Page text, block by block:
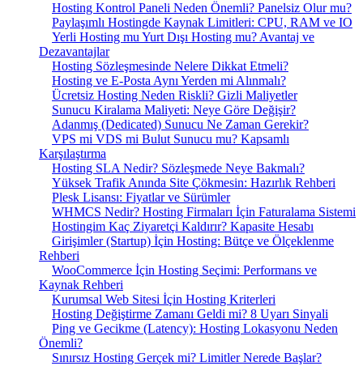
Hosting Kontrol Paneli Neden Önemli? Panelsiz Olur mu?
Paylaşımlı Hostingde Kaynak Limitleri: CPU, RAM ve IO
Yerli Hosting mu Yurt Dışı Hosting mu? Avantaj ve
Dezavantajlar
Hosting Sözleşmesinde Nelere Dikkat Etmeli?
Hosting ve E-Posta Aynı Yerden mi Alınmalı?
Ücretsiz Hosting Neden Riskli? Gizli Maliyetler
Sunucu Kiralama Maliyeti: Neye Göre Değişir?
Adanmış (Dedicated) Sunucu Ne Zaman Gerekir?
VPS mi VDS mi Bulut Sunucu mu? Kapsamlı
Karşılaştırma
Hosting SLA Nedir? Sözleşmede Neye Bakmalı?
Yüksek Trafik Anında Site Çökmesin: Hazırlık Rehberi
Plesk Lisansı: Fiyatlar ve Sürümler
WHMCS Nedir? Hosting Firmaları İçin Faturalama Sistemi
Hostingim Kaç Ziyaretçi Kaldırır? Kapasite Hesabı
Girişimler (Startup) İçin Hosting: Bütçe ve Ölçeklenme
Rehberi
WooCommerce İçin Hosting Seçimi: Performans ve
Kaynak Rehberi
Kurumsal Web Sitesi İçin Hosting Kriterleri
Hosting Değiştirme Zamanı Geldi mi? 8 Uyarı Sinyali
Ping ve Gecikme (Latency): Hosting Lokasyonu Neden
Önemli?
Sınırsız Hosting Gerçek mi? Limitler Nerede Başlar?